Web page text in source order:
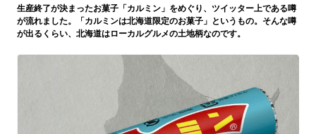
生産終了が決まったお菓子「カルミン」をめぐり、ツイッター上である噂
が流れました。「カルミンは北海道限定のお菓子」というもの。そんな噂
が出るくらい、北海道はローカルグルメの土地柄なのです。